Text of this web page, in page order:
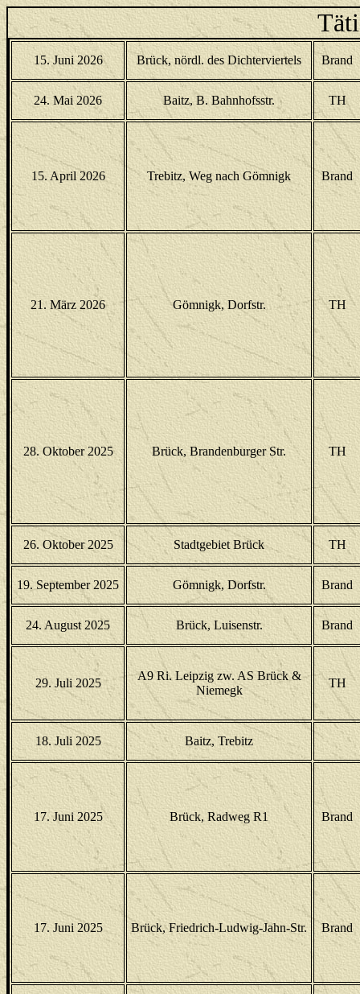
15. Juni 2026 Brück, nördl. des Dichterviertels Brand
24. Mai 2026 Baitz, B. Bahnhofsstr. TH
15. April 2026 Trebitz, Weg nach Gömnigk Brand
21. März 2026 Gömnigk, Dorfstr. TH
28. Oktober 2025 Brück, Brandenburger Str. TH
26. Oktober 2025 Stadtgebiet Brück TH
19. September 2025 Gömnigk, Dorfstr. Brand
24. August 2025 Brück, Luisenstr. Brand
29. Juli 2025
A9 Ri. Leipzig zw. AS Brück &
Niemegk
TH
18. Juli 2025 Baitz, Trebitz
17. Juni 2025 Brück, Radweg R1 Brand
17. Juni 2025 Brück, Friedrich-Ludwig-Jahn-Str. Brand